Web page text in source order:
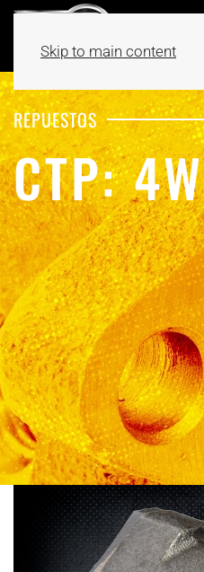
Skip to main content
REPUESTOS
CTP: